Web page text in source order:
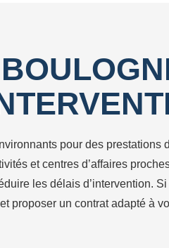
pour des
et centres d’affaires
les délais d’intervention.
proposer un contrat adapté à